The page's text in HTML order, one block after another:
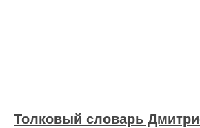
Толковый словарь